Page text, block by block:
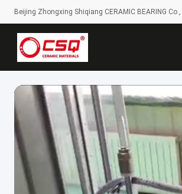
Beijing Zhongxing Shiqiang CERAMIC BEARING Co.,